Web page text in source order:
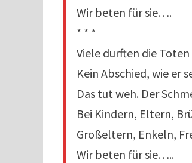
Wir beten für sie….
* * *
Viele durften die
Kein Abschied, wie er
Das tut weh. Der
Bei Kindern, Eltern,
Großeltern, Enkeln,
Wir beten für sie…..